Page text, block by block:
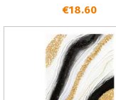
€18.60